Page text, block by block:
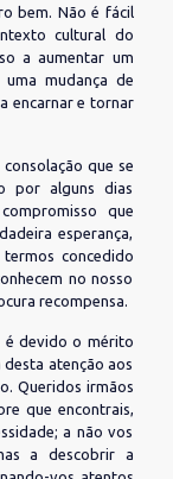
bem. Não é fácil
cultural do
a aumentar um
uma mudança de
encarnar e tornar
que se
por alguns dias
que
esperança,
concedido
no nosso
recompensa.
é devido o mérito
atenção aos
Queridos irmãos
que encontrais,
a não vos
a descobrir a